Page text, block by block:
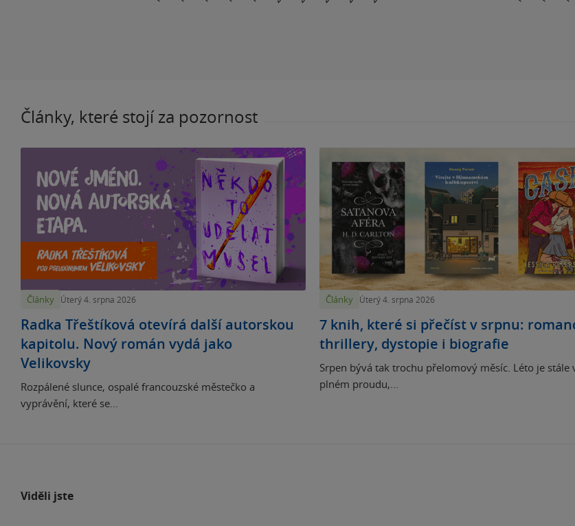
Články, které stojí za pozornost
Články Úterý 4. srpna 2026
Radka Třeštíková otevírá další autorskou
kapitolu. Nový román vydá jako
Velikovsky
Rozpálené slunce, ospalé francouzské městečko a
vyprávění, které se...
Články Úterý 4. srpna 2026
7 knih, které si přečíst v srpnu:
thrillery, dystopie i biografie
Srpen bývá tak trochu přelomový měsíc. Léto je stále
plném proudu,...
Viděli jste